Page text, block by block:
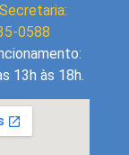
0588
13h às 18h.